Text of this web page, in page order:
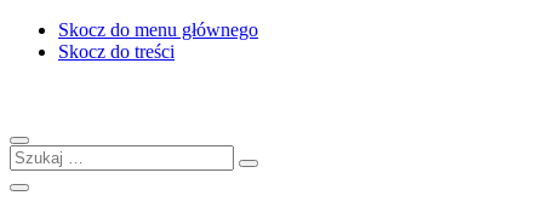
Skocz do menu głównego
Skocz do treści
Menu
Szukaj:
Szukaj
Szukaj